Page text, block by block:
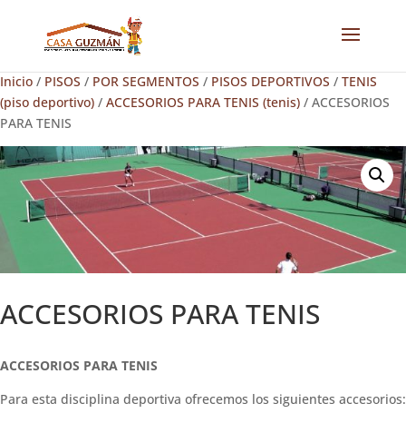
Inicio / PISOS / POR SEGMENTOS / PISOS DEPORTIVOS / TENIS
(piso deportivo) / ACCESORIOS PARA TENIS (tenis) / ACCESORIOS
PARA TENIS
ACCESORIOS PARA TENIS
ACCESORIOS PARA TENIS
Para esta disciplina deportiva ofrecemos los siguientes accesorios: